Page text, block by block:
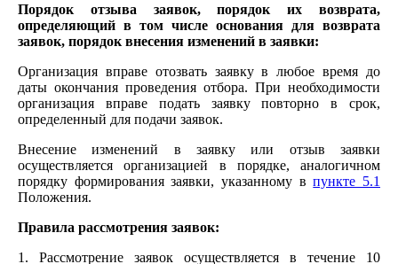
Порядок отзыва заявок, порядок их возврата,
определяющий в том числе основания для возврата
заявок, порядок внесения изменений в заявки:
Организация вправе отозвать заявку в любое время до
даты окончания проведения отбора. При необходимости
организация вправе подать заявку повторно в срок,
определенный для подачи заявок.
Внесение изменений в заявку или отзыв заявки
осуществляется организацией в порядке, аналогичном
порядку формирования заявки, указанному впункте 5.1
Положения.
Правила рассмотрения заявок:
1. Рассмотрение заявок осуществляется в течение 10